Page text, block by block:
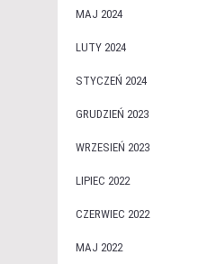
MAJ 2024
LUTY 2024
STYCZEŃ 2024
GRUDZIEŃ 2023
WRZESIEŃ 2023
LIPIEC 2022
CZERWIEC 2022
MAJ 2022